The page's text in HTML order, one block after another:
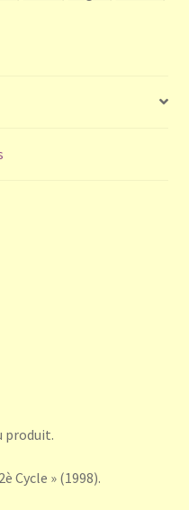
produit.
Cycle » (1998).